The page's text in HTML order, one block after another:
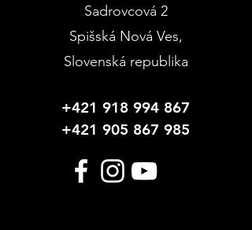
Sadrovcová 2
Spišská Nová Ves,
Slovenská republika
+421 918 994 867
+421 905 867 985